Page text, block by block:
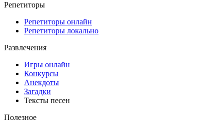
Репетиторы
Репетиторы онлайн
Репетиторы локально
Развлечения
Игры онлайн
Конкурсы
Анекдоты
Загадки
Тексты песен
Полезное